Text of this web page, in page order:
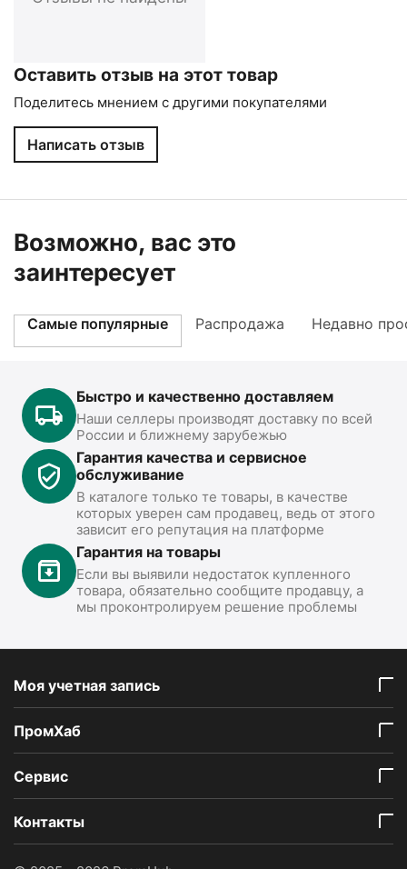
Оставить отзыв на этот товар
Поделитесь мнением с другими покупателями
Написать отзыв
Возможно, вас это
заинтересует
Самые популярные Распродажа Недавно
Быстро и качественно доставляем
Наши селлеры производят доставку по всей
России и ближнему зарубежью
Гарантия качества и сервисное
обслуживание
В каталоге только те товары, в качестве
которых уверен сам продавец, ведь от этого
зависит его репутация на платформе
Гарантия на товары
Если вы выявили недостаток купленного
товара, обязательно сообщите продавцу, а
мы проконтролируем решение проблемы
Моя учетная запись
ПромХаб
Сервис
Контакты